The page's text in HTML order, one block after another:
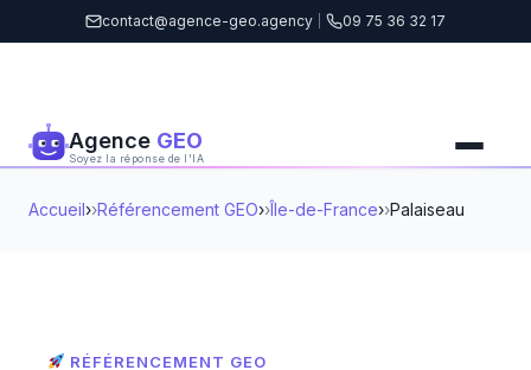
contact@agence-geo.agency 09 75 36 32 17
Agence GEO
Soyez la réponse de l'IA
Accueil› Référencement GEO› Île-de-France› Palaiseau
RÉFÉRENCEMENT GEO